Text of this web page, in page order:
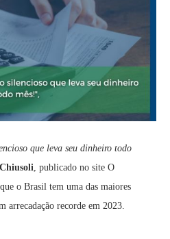
que leva seu dinheiro todo
, publicado no site O
o Brasil tem uma das maiores
arrecadação recorde em 2023.